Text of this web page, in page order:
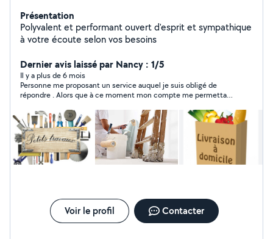
Présentation
Polyvalent et performant ouvert d'esprit et sympathique
à votre écoute selon vos besoins
Dernier avis laissé par Nancy : 1/5
Il y a plus de 6 mois
Personne me proposant un service auquel je suis obligé de
répondre . Alors que à ce moment mon compte me permettait
Voir le profil Contacter